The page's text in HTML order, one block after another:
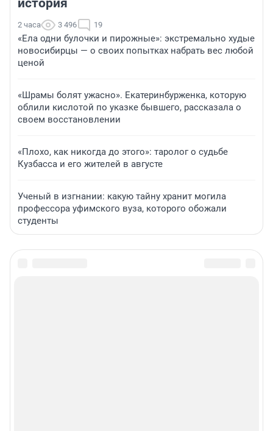
2 часа 3 496 19
«Ела одни булочки и пирожные»: экстремально худые
новосибирцы — о своих попытках набрать вес любой
ценой
«Шрамы болят ужасно». Екатеринбурженка, которую
облили кислотой по указке бывшего, рассказала о
своем восстановлении
«Плохо, как никогда до этого»: таролог о судьбе
Кузбасса и его жителей в августе
Ученый в изгнании: какую тайну хранит могила
профессора уфимского вуза, которого обожали
студенты